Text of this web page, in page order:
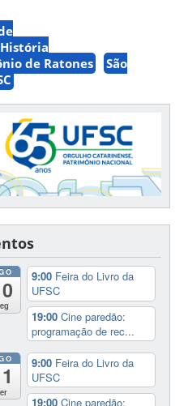
História
de Ratones
São
9:00 Feira do Livro da
UFSC
19:00Cine paredão:
programação de rec...
9:00 Feira do Livro da
UFSC
19:00Cine paredão: